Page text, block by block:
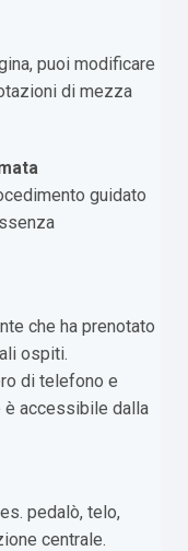
puoi modificare
di mezza
guidato
che ha prenotato
ospiti.
di telefono e
è accessibile dalla
pedalò, telo,
centrale.